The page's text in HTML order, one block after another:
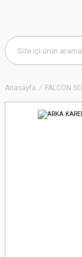
Anasayfa FALCON